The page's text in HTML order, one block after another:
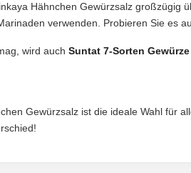
ve Ticaret A.Ş.
vorstehenden Angaben wird keine Haftung
Hähnchen Gewürzsalz großzügig
verwenden. Probieren Sie es
wird auch Suntat 7-Sorten Gewürze
Gewürzsalz ist die ideale Wahl für